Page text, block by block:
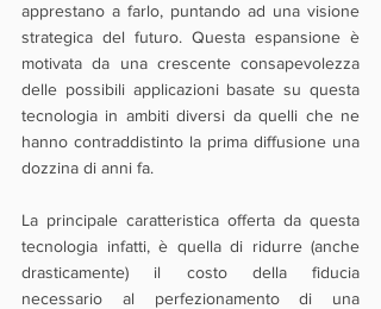
apprestano a farlo, puntando ad una visione
strategica del futuro. Questa espansione è
motivata da una crescente consapevolezza
delle possibili applicazioni basate su questa
tecnologia in ambiti diversi da quelli che ne
hanno contraddistinto la prima diffusione una
dozzina di anni fa.
La principale caratteristica offerta da questa
tecnologia infatti, è quella di ridurre (anche
drasticamente) il costo della fiducia
necessario al perfezionamento di una